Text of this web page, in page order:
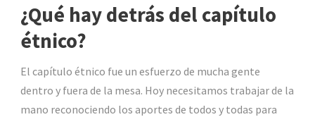
¿Qué hay detrás del capítulo
étnico?
El capítulo étnico fue un esfuerzo de mucha gente
dentro y fuera de la mesa. Hoy necesitamos trabajar de la
mano reconociendo los aportes de todos y todas para